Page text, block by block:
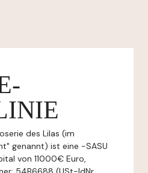
des Lilas (im
genannt) ist eine -SASU
von 11000€ Euro,